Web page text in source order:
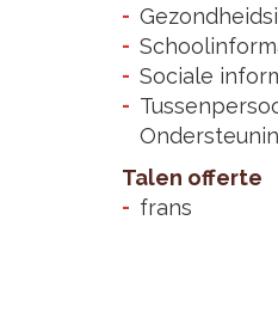
Sociale
Talen offerte
frans